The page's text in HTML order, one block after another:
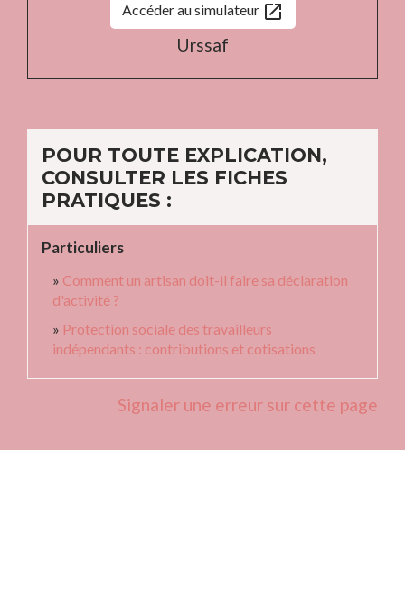
Accéder au simulateur open_in_new
Urssaf
POUR TOUTE EXPLICATION,
CONSULTER LES FICHES
PRATIQUES :
Particuliers
Comment un artisan doit-il faire sa déclaration
d'activité ?
Protection sociale des travailleurs
indépendants : contributions et cotisations
Signaler une erreur sur cette page